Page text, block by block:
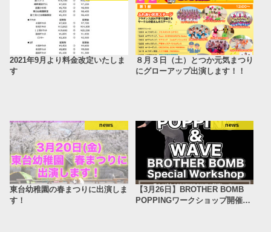
2021年9月より料金改定いたしま
す
８月３日（土）とつか元気まつり
にグローアップ出演します！！
news
東台幼稚園の春まつりに出演しま
す！
news
【3月26日】BROTHER BOMB
POPPINGワークショップ開催…